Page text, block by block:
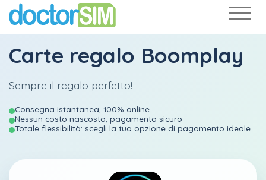
Carte regalo Boomplay
Sempre il regalo perfetto!
Consegna istantanea, 100% online
Nessun costo nascosto, pagamento sicuro
Totale flessibilità: scegli la tua opzione di pagamento ideale